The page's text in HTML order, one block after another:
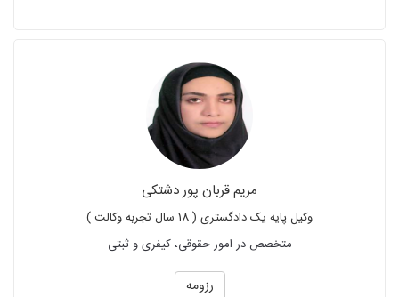
مریم قربان پور دشتکی
وکیل پایه یک دادگستری ( 18 سال تجربه وکالت )
متخصص در امور حقوقی، کیفری و ثبتی
رزومه